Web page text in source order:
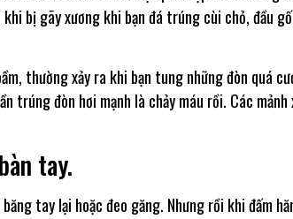
bị gãy xương khi bạn đá trúng cùi chỏ, đầu
thường xảy ra khi bạn tung những đòn quá
trúng đòn hơi mạnh là chảy máu rồi. Các
tay.
tay lại hoặc đeo găng. Nhưng rồi khi đấm